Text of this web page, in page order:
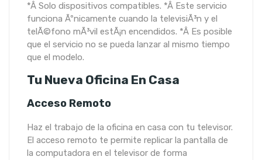
*Â Solo dispositivos compatibles. *Â Este servicio
funciona Ãºnicamente cuando la televisiÃ³n y el
telÃ©fono mÃ³vil estÃ¡n encendidos. *Â Es posible
que el servicio no se pueda lanzar al mismo tiempo
que el modelo.
Tu Nueva Oficina En Casa
Acceso Remoto
Haz el trabajo de la oficina en casa con tu televisor.
El acceso remoto te permite replicar la pantalla de
la computadora en el televisor de forma